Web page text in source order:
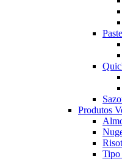
Produtos
Tipo